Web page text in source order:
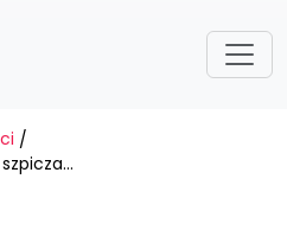
/
Leczenie choroby kostnej w szpiczaku – starania o refundację nowego leku